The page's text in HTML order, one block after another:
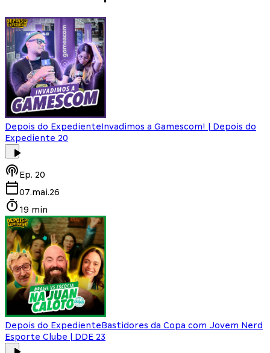
Depois do ExpedienteInvadimos a Gamescom! | Depois do
Expediente 20
Ep. 20
07.mai.26
19 min
Depois do ExpedienteBastidores da Copa com Jovem Nerd
Esporte Clube | DDE 23